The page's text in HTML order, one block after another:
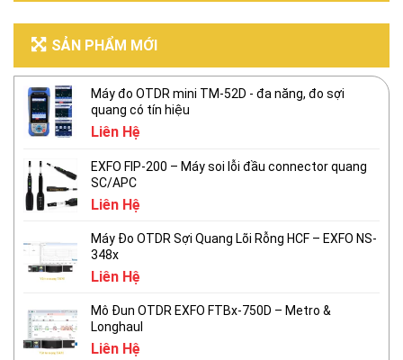
SẢN PHẨM MỚI
Máy đo OTDR mini TM-52D - đa năng, đo sợi
quang có tín hiệu
Liên Hệ
EXFO FIP-200 – Máy soi lỗi đầu connector quang
SC/APC
Liên Hệ
Máy Đo OTDR Sợi Quang Lõi Rỗng HCF – EXFO NS-
348x
Liên Hệ
Mô Đun OTDR EXFO FTBx-750D – Metro &
Longhaul
Liên Hệ